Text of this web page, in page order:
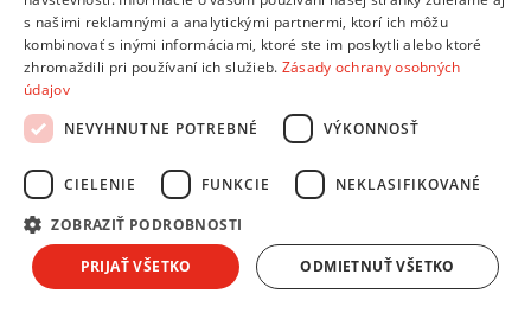
6,99 €
Makro
Skladom 1 kus
23,99 €
Makro
Skladom 3 kusy
17,99 €
Makro
s našimi reklamnými a analytickými partnermi, ktorí ich môžu
kombinovať s inými informáciami, ktoré ste im poskytli alebo ktoré
zhromaždili pri používaní ich služieb. Zásady ochrany osobných
údajov
NEVYHNUTNE POTREBNÉ
VÝKONNOSŤ
CIELENIE FUNKCIE NEKLASIFIKOVANÉ
ZOBRAZIŤ PODROBNOSTI
PRIJAŤ VŠETKO ODMIETNUŤ VŠETKO